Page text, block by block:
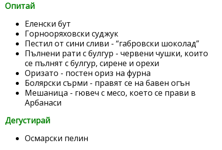
Опитай
Еленски бут
Горнооряховски суджук
Пестил от сини сливи - “габровски шоколад”
Пълнени рати с булгур - червени чушки, които
се пълнят с булгур, сирене и орехи
Оризато - постен ориз на фурна
Болярски сърми - правят се на бавен огън
Мешаница - гювеч с месо, което се прави в
Арбанаси
Дегустирай
Осмарски пелин